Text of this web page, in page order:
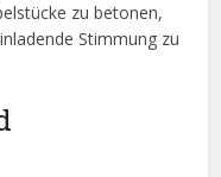
zu betonen,
Stimmung zu